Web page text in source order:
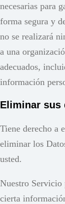
necesarias para
forma segura y
no se realizará
a una
adecuados,
información
Eliminar sus
Tiene derecho a
eliminar los
usted.
Nuestro
cierta